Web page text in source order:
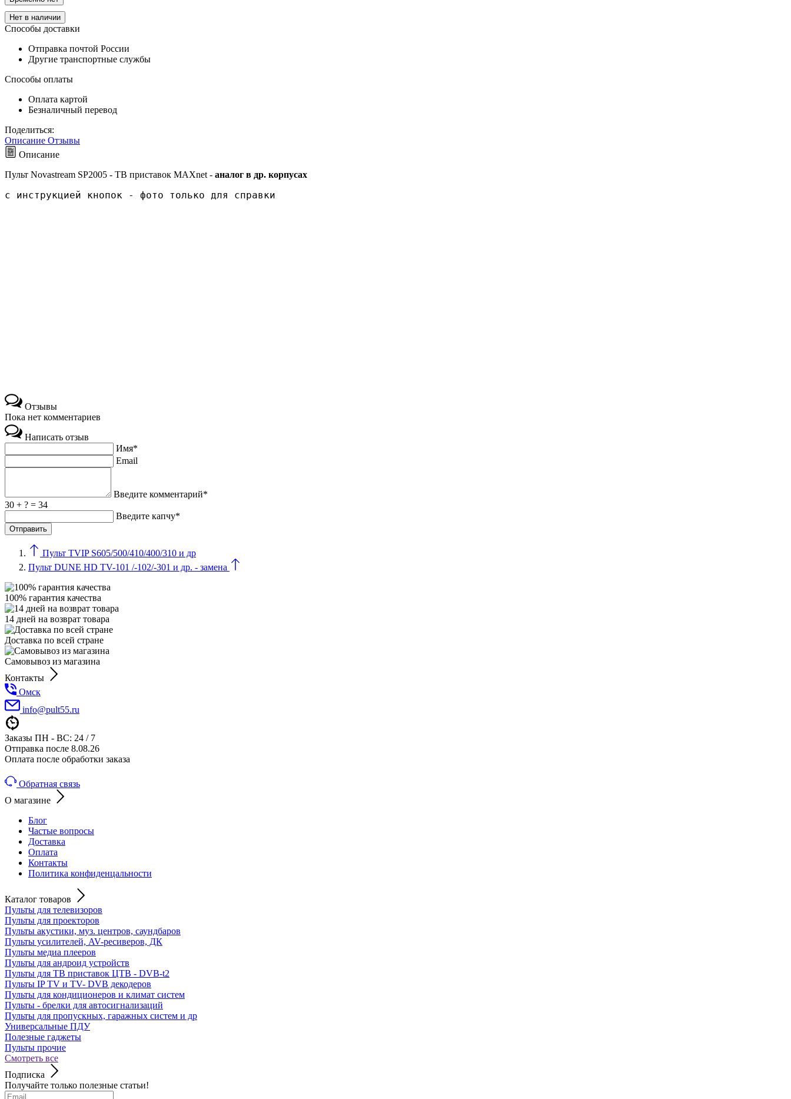
Нет в наличии
Способы доставки
Отправка почтой России
Другие транспортные службы
Способы оплаты
Оплата картой
Безналичный перевод
Поделиться:
Описание Отзывы
Описание
Пульт Novastream SP2005 - ТВ приставок MAXnet - аналог в др. корпусах
с инструкцией кнопок - фото только для справки
Отзывы
Пока нет комментариев
Написать отзыв
Имя*
Email
Введите комментарий*
30 + ? = 34
Введите капчу*
Пульт TVIP S605/500/410/400/310 и др
Пульт DUNE HD TV-101 /-102/-301 и др. - замена
100% гарантия качества
14 дней на возврат товара
Доставка по всей стране
Самовывоз из магазина
Контакты
Омск
info@pult55.ru
Заказы ПН - ВС: 24 / 7
Отправка после 8.08.26
Оплата после обработки заказа
Обратная связь
О магазине
Блог
Частые вопросы
Доставка
Оплата
Контакты
Политика конфиденцальности
Каталог товаров
Пульты для телевизоров
Пульты для проекторов
Пульты акустики, муз. центров, саундбаров
Пульты усилителей, AV-ресиверов, ДК
Пульты медиа плееров
Пульты для андроид устройств
Пульты для ТВ приставок ЦТВ - DVB-t2
Пульты IP TV и TV- DVB декодеров
Пульты для кондиционеров и климат систем
Пульты - брелки для автосигнализаций
Пульты для пропускных, гаражных систем и др
Универсальные ПДУ
Полезные гаджеты
Пульты прочие
Смотреть все
Подписка
Получайте только полезные статьи!